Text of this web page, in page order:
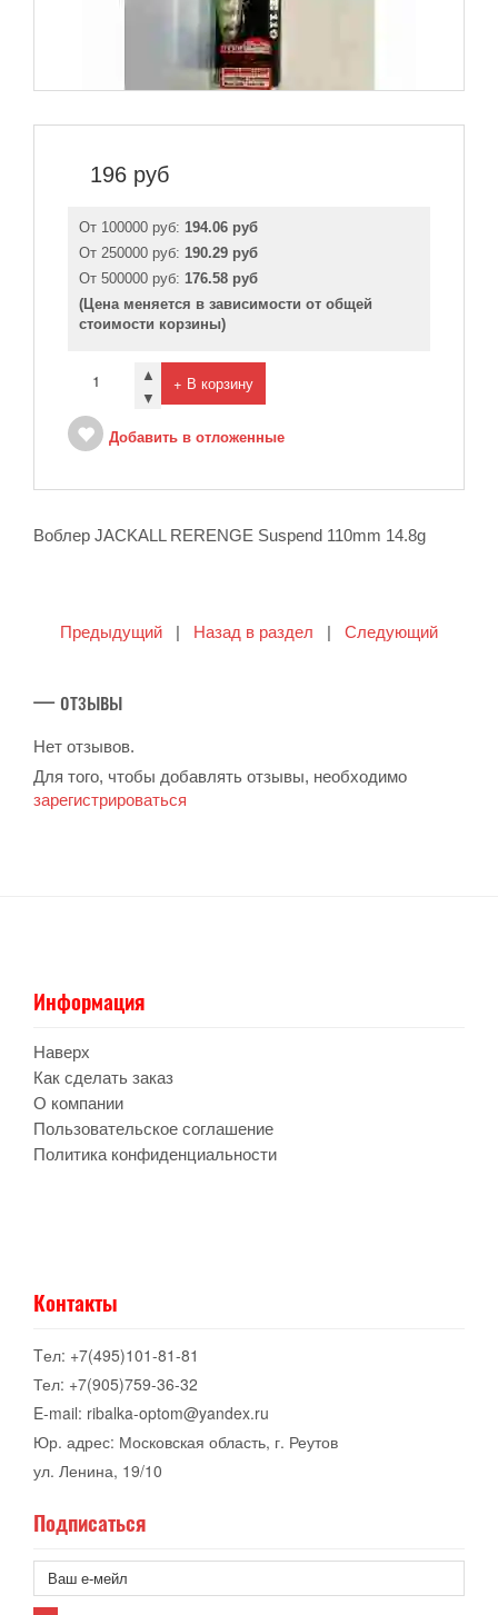
196 руб
От 100000 руб: 194.06 руб
От 250000 руб: 190.29 руб
От 500000 руб: 176.58 руб
(Цена меняется в зависимости от общей
стоимости корзины)
▲
▼
+ В корзину
Добавить в отложенные
Воблер JACKALL RERENGE Suspend 110mm 14.8g
Предыдущий | Назад в раздел | Следующий
— отзывы
Нет отзывов.
Для того, чтобы добавлять отзывы, необходимо
зарегистрироваться
Информация
Наверх
Как сделать заказ
О компании
Пользовательское соглашение
Политика конфиденциальности
Контакты
Tел: +7(495)101-81-81
Тел: +7(905)759-36-32
E-mail: ribalka-optom@yandex.ru
Юр. адрес: Московская область, г. Реутов
ул. Ленина, 19/10
Подписаться